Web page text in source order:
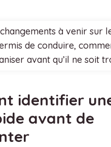
à venir sur
de conduire,
avant qu’il ne soit
identifier
avant de